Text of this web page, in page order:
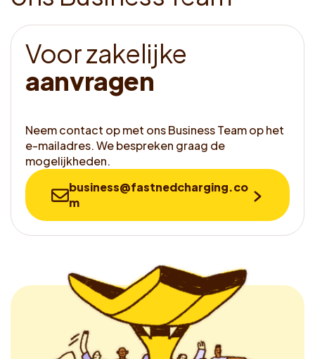
Voorzakelijke
aanvragen
Neem contact op met ons Business Team op het
e-mailadres. We bespreken graag de
mogelijkheden.
business@fastnedcharging.co
m